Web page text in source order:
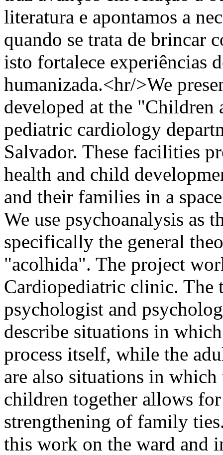
literatura e apontamos a
quando se trata de brincar
isto fortalece experiências
humanizada.<hr/>We
developed at the "Children
pediatric cardiology
Salvador. These facilities
health and child
and their families in a
We use psychoanalysis as
specifically the general
"acolhida". The project
Cardiopediatric clinic. The
psychologist and
describe situations in
process itself, while the
are also situations in
children together allows
strengthening of family
this work on the ward and